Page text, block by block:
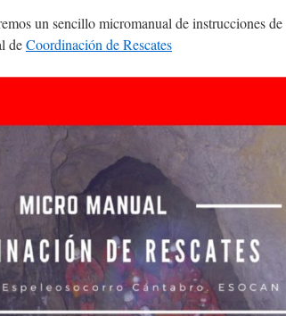
un sencillo micromanual de instrucciones de
deCoordinación de Rescates